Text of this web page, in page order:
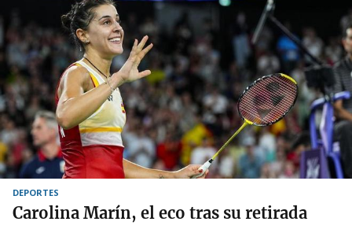
DEPORTES
Carolina Marín, el eco tras su retirada